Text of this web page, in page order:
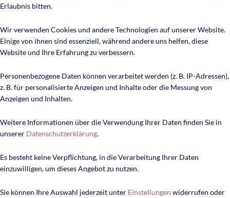
Erlaubnis bitten.
Wir verwenden Cookies und andere Technologien auf unserer Website.
Einige von ihnen sind essenziell, während andere uns helfen, diese
Website und Ihre Erfahrung zu verbessern.
Personenbezogene Daten können verarbeitet werden (z. B. IP-Adressen),
z. B. für personalisierte Anzeigen und Inhalte oder die Messung von
Anzeigen und Inhalten.
Weitere Informationen über die Verwendung Ihrer Daten finden Sie in
unserer Datenschutzerklärung.
Es besteht keine Verpflichtung, in die Verarbeitung Ihrer Daten
einzuwilligen, um dieses Angebot zu nutzen.
Sie können Ihre Auswahl jederzeit unter Einstellungen widerrufen oder